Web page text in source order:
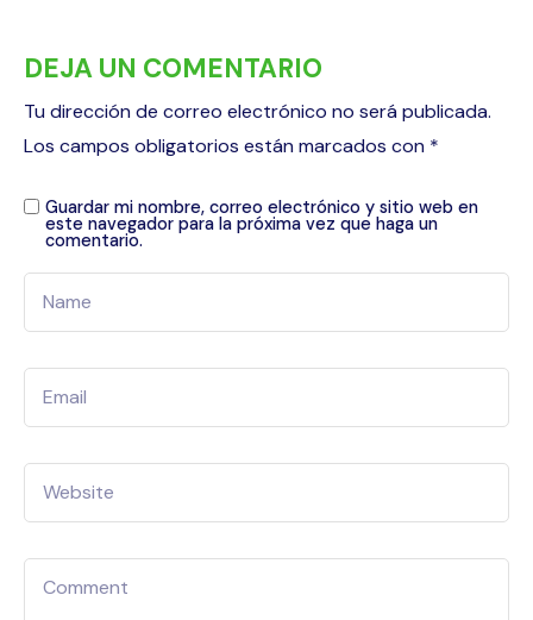
DEJA UN COMENTARIO
Tu dirección de correo electrónico no será publicada.
Los campos obligatorios están marcados con *
Guardar mi nombre, correo electrónico y sitio web en
este navegador para la próxima vez que haga un
comentario.